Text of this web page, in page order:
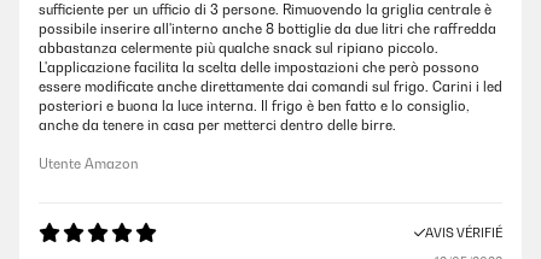
sufficiente per un ufficio di 3 persone. Rimuovendo la griglia centrale è
possibile inserire all'interno anche 8 bottiglie da due litri che raffredda
abbastanza celermente più qualche snack sul ripiano piccolo.
L'applicazione facilita la scelta delle impostazioni che però possono
essere modificate anche direttamente dai comandi sul frigo. Carini i led
posteriori e buona la luce interna. Il frigo è ben fatto e lo consiglio,
anche da tenere in casa per metterci dentro delle birre.
Utente Amazon
AVIS VÉRIFIÉ